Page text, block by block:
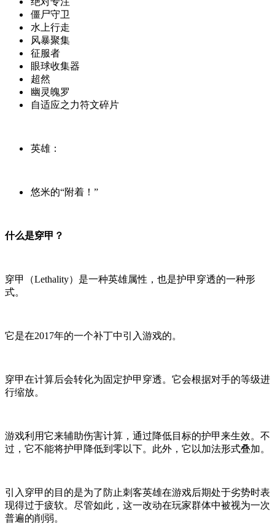
僵尸守卫
水上行走
风暴聚集
征服者
眼球收集器
超然
幽灵魄罗
自适应之力符文碎片
英雄：
悠米的“附着！”
什么是穿甲？
穿甲（Lethality）是一种英雄属性，也是护甲穿透的一种形
式。
它是在2017年的一个补丁中引入游戏的。
穿甲在计算后会转化为固定护甲穿透。它会根据对手的等级进
行缩放。
游戏利用它来辅助伤害计算，通过降低目标的护甲来生效。不
过，它不能将护甲降低到零以下。此外，它以加法形式叠加。
引入穿甲的目的是为了防止刺客英雄在游戏后期处于劣势时表
现得过于疲软。尽管如此，这一改动在玩家群体中被视为一次
普遍的削弱。